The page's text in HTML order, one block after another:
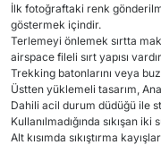
İlk fotoğraftaki renk
göstermek içindir.
Terlemeyi önlemek sırtta
airspace fileli sırt yapısı vardır
Trekking batonlarını veya
Üstten yüklemeli tasarım,
Dahili acil durum düdüğü ile
Kullanılmadığında sıkışan iki
Alt kısımda sıkıştırma